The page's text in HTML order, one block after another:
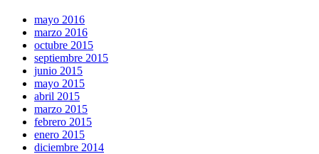
mayo 2016
marzo 2016
octubre 2015
septiembre 2015
junio 2015
mayo 2015
abril 2015
marzo 2015
febrero 2015
enero 2015
diciembre 2014